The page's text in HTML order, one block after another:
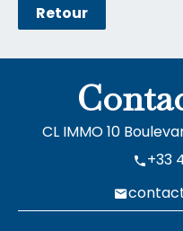
Retour
CL IMMO10
+33